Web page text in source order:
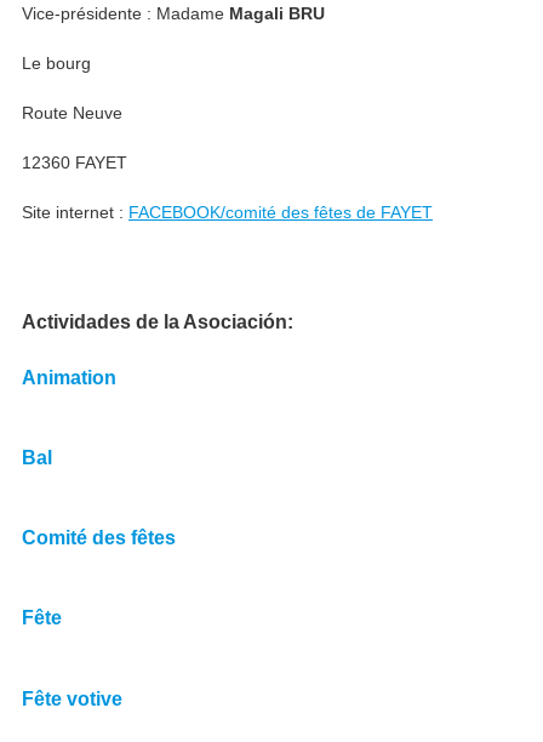
Vice-présidente : Madame Magali BRU
Le bourg
Route Neuve
12360 FAYET
Site internet : FACEBOOK/comité des fêtes de FAYET
Actividades de la Asociación
Animation
Bal
Comité des fêtes
Fête
Fête votive